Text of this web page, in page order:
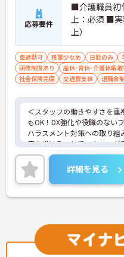
応募要件
■介護職員初
上：必須 ■実
上）
車通勤可 残業少なめ 日勤のみ
研修制度あり
産休･育休･介護休暇
社会保険完備
交通費支給 退職金
＜スタッフの働きやすさを重
もOK！DX強化や役職のない
ハラスメント対策への取り組
度を設けることでスタッフが
くりに取り組まれています。
＜ライフスタイルに合わせた
シフト常勤、日勤専従、夜勤
な働き方が設定されている法
＜チームで連携しながらのお
連携を取りながら日々の業務
ご興味のある方には、面接対
詳細をお話ししますのでお気
詳細を見る